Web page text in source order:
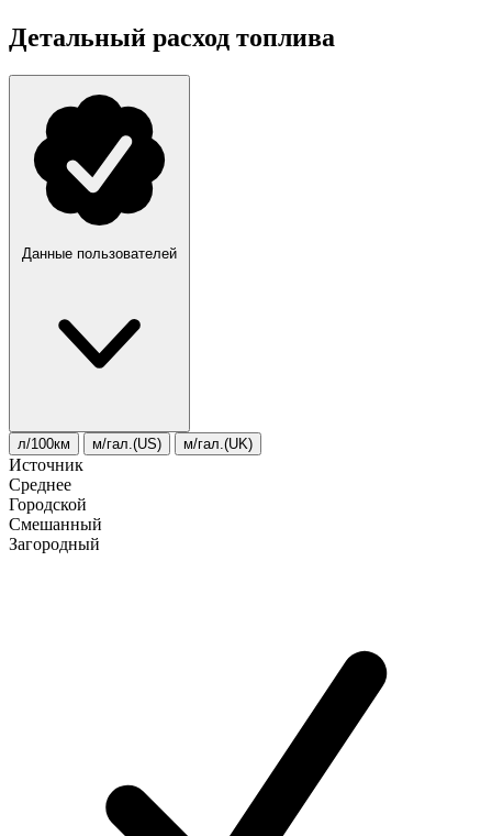
Детальный расход топлива
Данные пользователей
л/100км м/гал.(US) м/гал.(UK)
Источник
Среднее
Городской
Смешанный
Загородный